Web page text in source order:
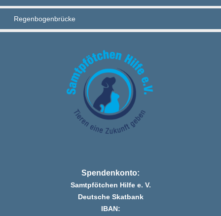
Regenbogenbrücke
Spendenkonto:
Samtpfötchen Hilfe e. V.
Deutsche Skatbank
IBAN: